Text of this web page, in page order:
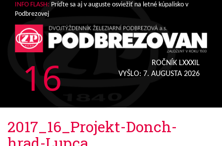
INFO FLASH: Príďte sa aj v auguste osviežiť na letné kúpalisko v
Podbrezovej
16
ROČNÍK LXXXIL
VYŠLO: 7. AUGUSTA 2026
2017_16_Projekt-Donch-